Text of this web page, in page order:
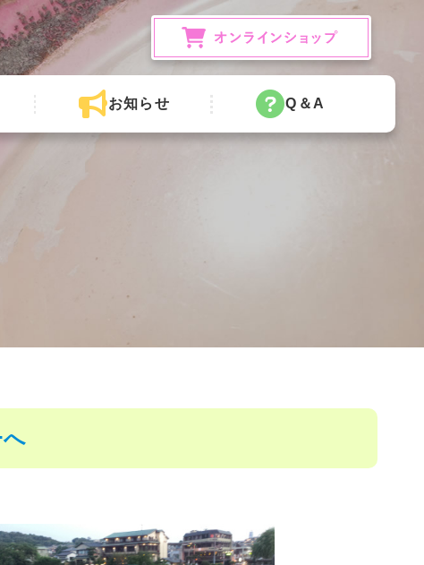
お知らせ Q＆A